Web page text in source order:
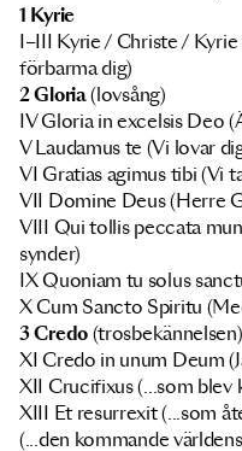
1 Kyrie
I–III Kyrie / Christe /
förbarma dig)
2 Gloria(lovsång)
IV Gloria in excelsis Deo
V Laudamus te (Vi lovar
VI Gratias agimus tibi (Vi
VII Domine Deus (Herre
VIII Qui tollis peccata
synder)
IX Quoniam tu solus
X Cum Sancto Spiritu
3 Credo (trosbekännelsen)
XI Credo in unum Deum
XII Crucifixus (...som blev
XIII Et resurrexit (...som
(...den kommande